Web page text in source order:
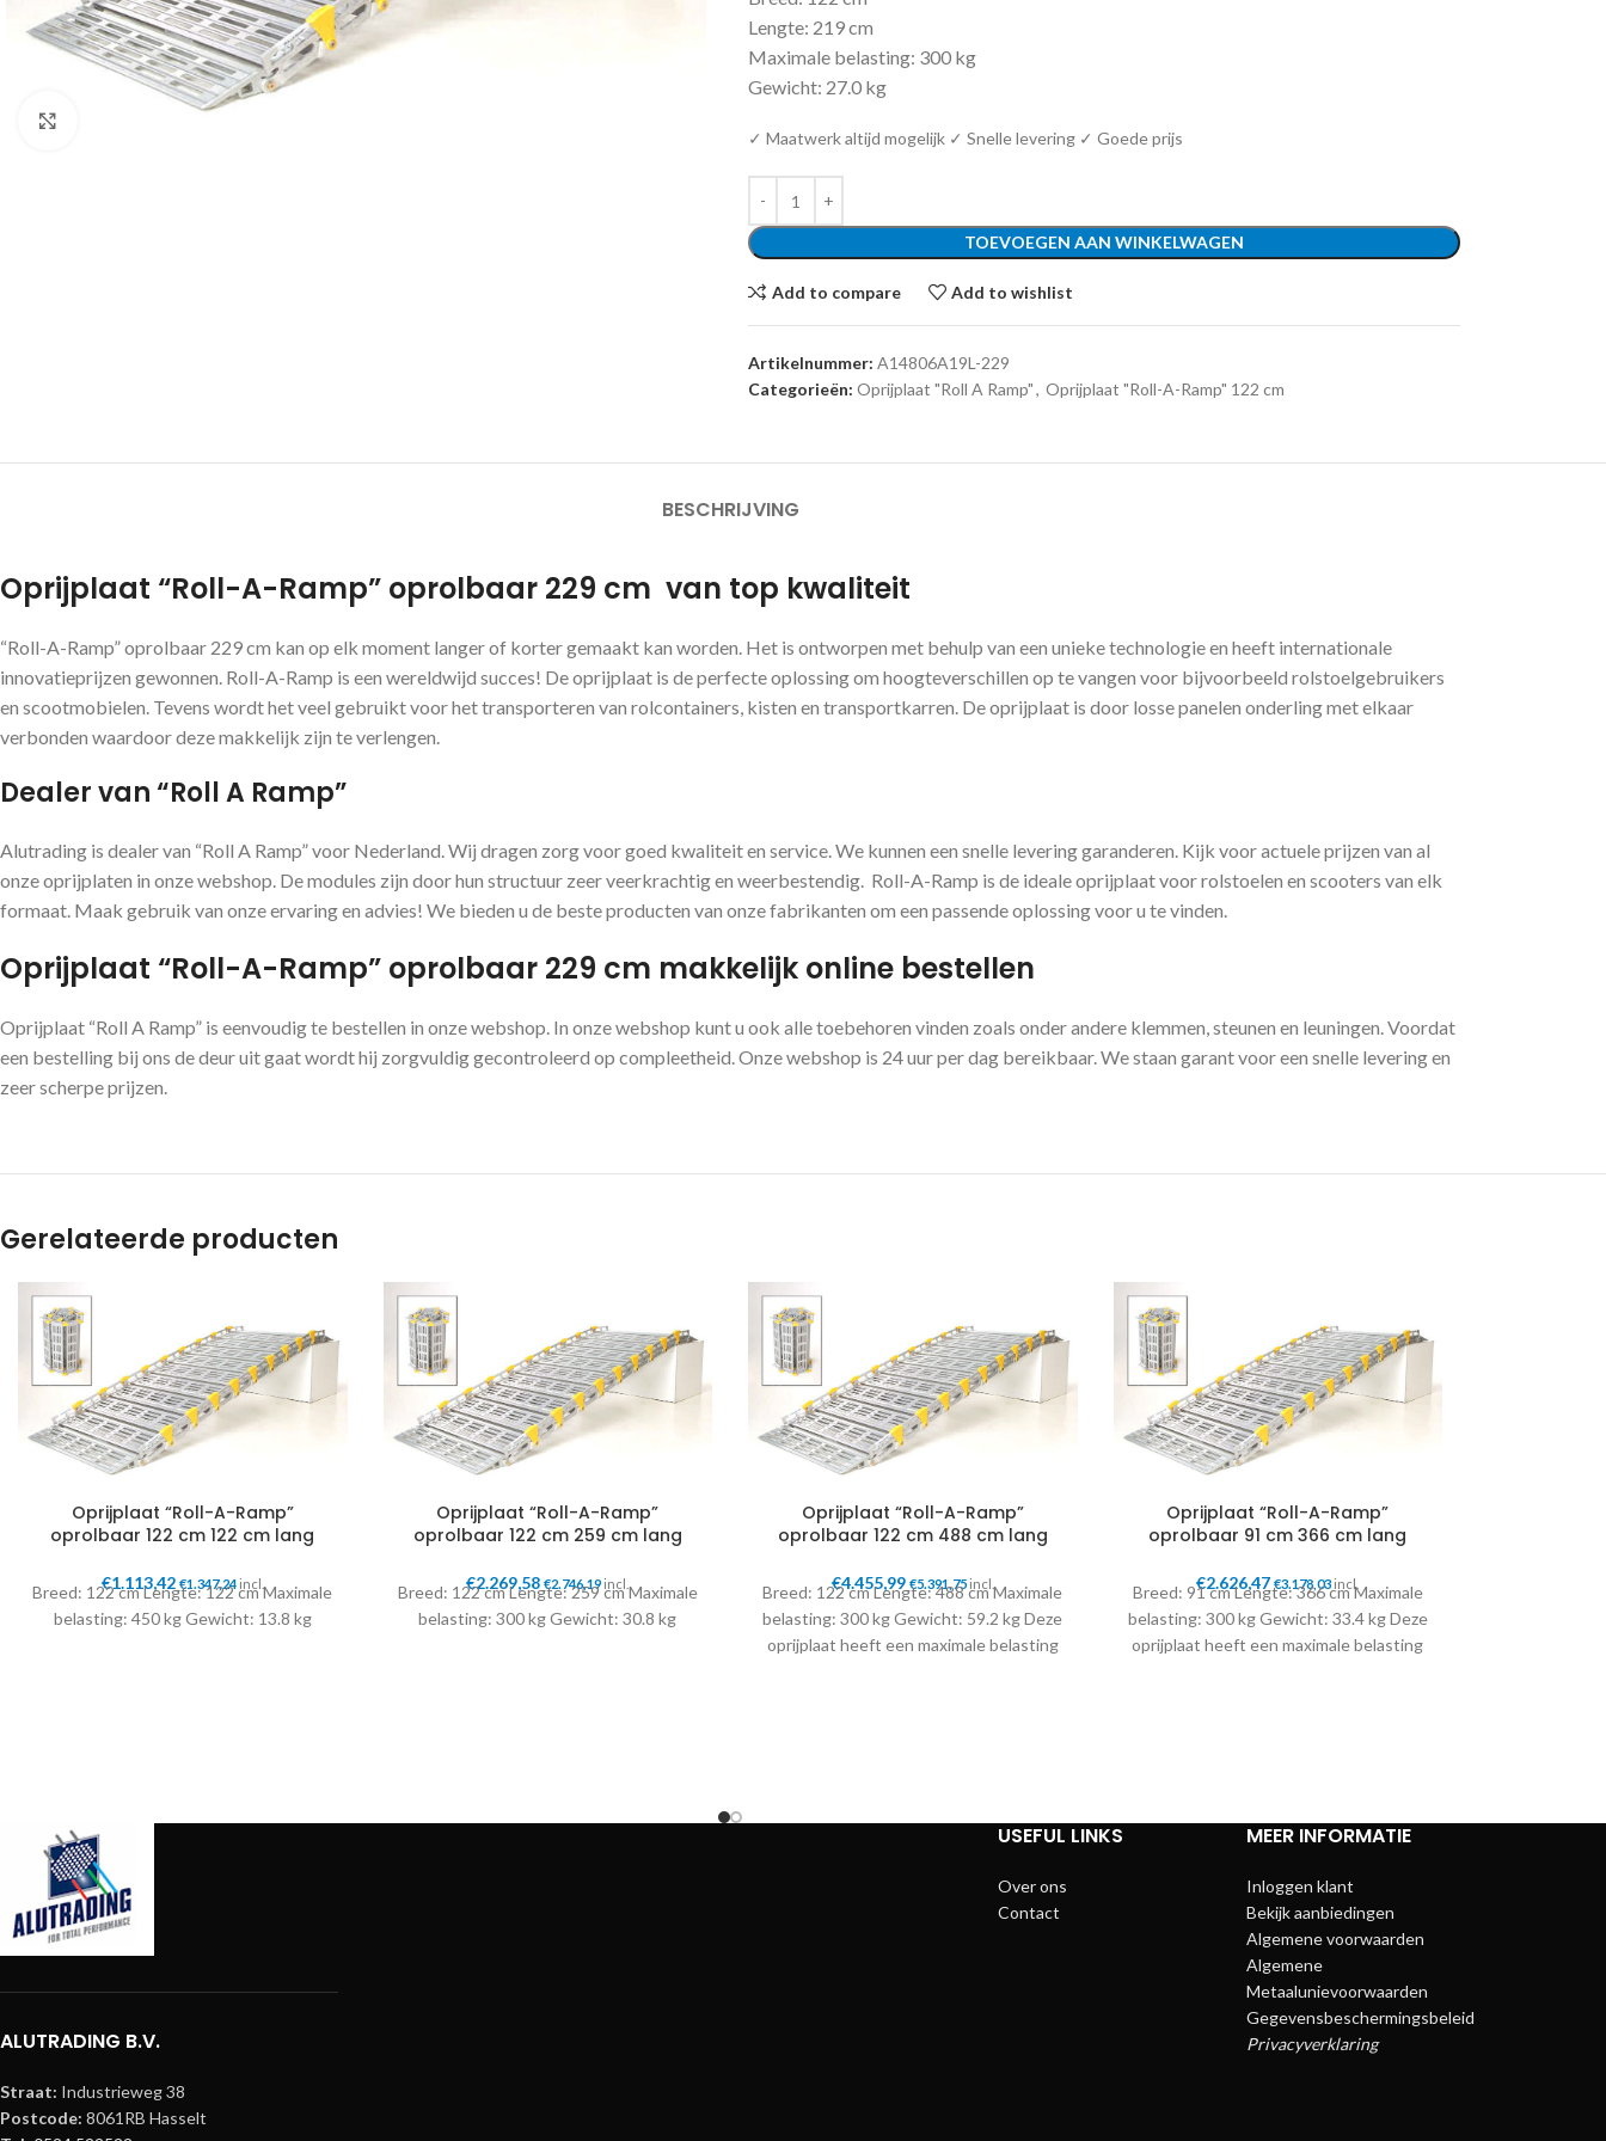
Lengte: 219 cm
Maximale belasting: 300 kg
Gewicht: 27.0 kg
✓ Maatwerk altijd mogelijk ✓ Snelle levering ✓ Goede prijs
TOEVOEGEN AAN WINKELWAGEN
Add to compare Add to wishlist
Artikelnummer: A14806A19L-229
Categorieën: Oprijplaat "Roll A Ramp", Oprijplaat "Roll-A-Ramp" 122 cm
BESCHRIJVING
Oprijplaat “Roll-A-Ramp” oprolbaar 229 cm van top kwaliteit
“Roll-A-Ramp” oprolbaar 229 cm kan op elk moment langer of korter gemaakt kan worden. Het is ontworpen met behulp van een unieke technologie en heeft internationale
innovatieprijzen gewonnen. Roll-A-Ramp is een wereldwijd succes! De oprijplaat is de perfecte oplossing om hoogteverschillen op te vangen voor bijvoorbeeld rolstoelgebruikers
en scootmobielen. Tevens wordt het veel gebruikt voor het transporteren van rolcontainers, kisten en transportkarren. De oprijplaat is door losse panelen onderling met elkaar
verbonden waardoor deze makkelijk zijn te verlengen.
Dealer van “Roll A Ramp”
Alutrading is dealer van “Roll A Ramp” voor Nederland. Wij dragen zorg voor goed kwaliteit en service. We kunnen een snelle levering garanderen. Kijk voor actuele prijzen van al
onze oprijplaten in onze webshop. De modules zijn door hun structuur zeer veerkrachtig en weerbestendig. Roll-A-Ramp is de ideale oprijplaat voor rolstoelen en scooters van elk
formaat. Maak gebruik van onze ervaring en advies! We bieden u de beste producten van onze fabrikanten om een ​​passende oplossing voor u te vinden.
Oprijplaat “Roll-A-Ramp” oprolbaar 229 cm makkelijk online bestellen
Oprijplaat “Roll A Ramp” is eenvoudig te bestellen in onze webshop. In onze webshop kunt u ook alle toebehoren vinden zoals onder andere klemmen, steunen en leuningen. Voordat
een bestelling bij ons de deur uit gaat wordt hij zorgvuldig gecontroleerd op compleetheid. Onze webshop is 24 uur per dag bereikbaar. We staan garant voor een snelle levering en
zeer scherpe prijzen.
Gerelateerde producten
Oprijplaat “Roll-A-Ramp”
oprolbaar 122 cm 122 cm lang
€1.113,42 €1.347,24incl.
Breed: 122 cm Lengte: 122 cm Maximale
belasting: 450 kg Gewicht: 13.8 kg
Oprijplaat “Roll-A-Ramp”
oprolbaar 122 cm 259 cm lang
€2.269,58 €2.746,19 incl.
Breed: 122 cm Lengte: 259 cm Maximale
belasting: 300 kg Gewicht: 30.8 kg
Oprijplaat “Roll-A-Ramp”
oprolbaar 122 cm 488 cm lang
€4.455,99 €5.391,75incl.
Breed: 122 cm Lengte: 488 cm Maximale
belasting: 300 kg Gewicht: 59.2 kg Deze
oprijplaat heeft een maximale belasting
Oprijplaat “Roll-A-Ramp”
oprolbaar 91 cm 366 cm lang
€2.626,47 €3.178,03 incl.
Breed: 91 cm Lengte: 366 cm Maximale
belasting: 300 kg Gewicht: 33.4 kg Deze
oprijplaat heeft een maximale belasting
ALUTRADING B.V.
Straat: Industrieweg 38
Postcode: 8061RB Hasselt
USEFUL LINKS
Over ons
Contact
MEER INFORMATIE
Inloggen klant
Bekijk aanbiedingen
Algemene voorwaarden
Algemene
Metaalunievoorwaarden
Gegevensbeschermingsbeleid
Privacyverklaring